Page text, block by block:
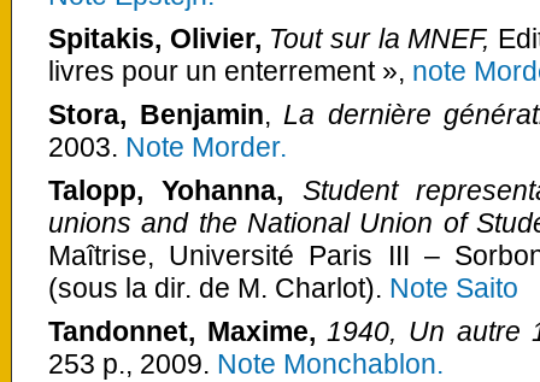
Spitakis, Olivier, Tout sur la MNEF,
livres pour un enterrement », note
Stora, Benjamin, La dernière
2003. Note Morder.
Talopp, Yohanna, Student
unions and the National Union of
Maîtrise, Université Paris III –
(sous la dir. de M. Charlot). Note Saito
Tandonnet, Maxime,1940, Un autre
253 p., 2009. Note Monchablon.